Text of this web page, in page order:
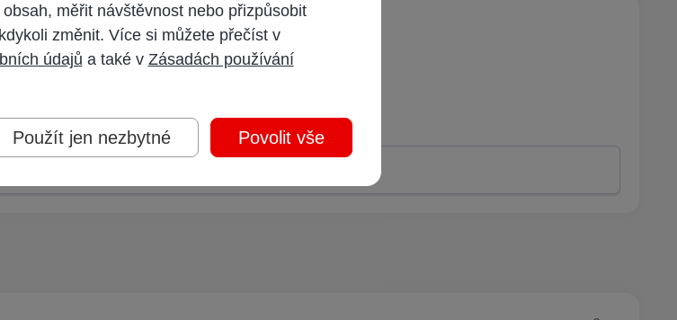
pod Vaším účtem.
měřit návštěvnost nebo přizpůsobit
změnit. Více si můžete přečíst v
údajů a také v Zásadách používání
Použít jen nezbytné Povolit vše